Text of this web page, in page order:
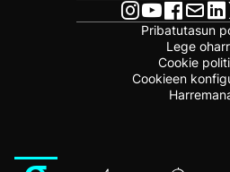
Pribatutasun
Lege
Cookie
Cookieen